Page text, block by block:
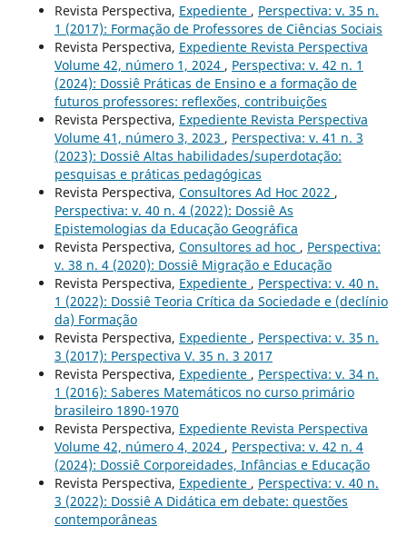
Revista Perspectiva, Expediente , Perspectiva: v. 35 n.
1 (2017): Formação de Professores de Ciências Sociais
Revista Perspectiva, Expediente Revista Perspectiva
Volume 42, número 1, 2024 , Perspectiva: v. 42 n. 1
(2024): Dossiê Práticas de Ensino e a formação de
futuros professores: reflexões, contribuições
Revista Perspectiva, Expediente Revista Perspectiva
Volume 41, número 3, 2023 , Perspectiva: v. 41 n. 3
(2023): Dossiê Altas habilidades/superdotação:
pesquisas e práticas pedagógicas
Revista Perspectiva, Consultores Ad Hoc 2022 ,
Perspectiva: v. 40 n. 4 (2022): Dossiê As
Epistemologias da Educação Geográfica
Revista Perspectiva, Consultores ad hoc , Perspectiva:
v. 38 n. 4 (2020): Dossiê Migração e Educação
Revista Perspectiva, Expediente , Perspectiva: v. 40 n.
1 (2022): Dossiê Teoria Crítica da Sociedade e (declínio
da) Formação
Revista Perspectiva, Expediente , Perspectiva: v. 35 n.
3 (2017): Perspectiva V. 35 n. 3 2017
Revista Perspectiva, Expediente , Perspectiva: v. 34 n.
1 (2016): Saberes Matemáticos no curso primário
brasileiro 1890-1970
Revista Perspectiva, Expediente Revista Perspectiva
Volume 42, número 4, 2024 , Perspectiva: v. 42 n. 4
(2024): Dossiê Corporeidades, Infâncias e Educação
Revista Perspectiva, Expediente , Perspectiva: v. 40 n.
3 (2022): Dossiê A Didática em debate: questões
contemporâneas